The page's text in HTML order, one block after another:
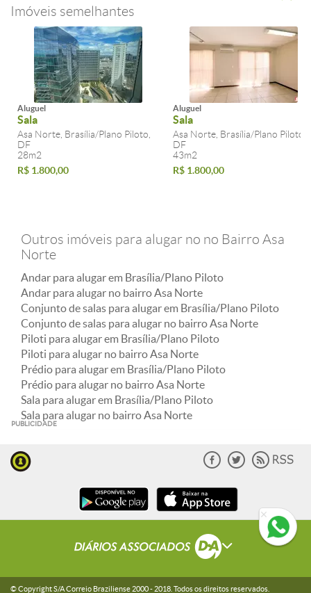
Imóveis semelhantes
Aluguel
Sala
Asa Norte, Brasília/Plano Piloto,
DF
28m2
R$ 1.800,00
Aluguel
Sala
Asa Norte, Brasília/Plano Piloto,
DF
43m2
R$ 1.800,00
Outros imóveis para alugar no no Bairro Asa
Norte
Andar para alugar em Brasília/Plano Piloto
Andar para alugar no bairro Asa Norte
Conjunto de salas para alugar em Brasília/Plano Piloto
Conjunto de salas para alugar no bairro Asa Norte
Piloti para alugar em Brasília/Plano Piloto
Piloti para alugar no bairro Asa Norte
Prédio para alugar em Brasília/Plano Piloto
Prédio para alugar no bairro Asa Norte
Sala para alugar em Brasília/Plano Piloto
Sala para alugar no bairro Asa Norte
PUBLICIDADE
© Copyright S/A Correio Braziliense 2000 - 2018 . Todos os direitos reservados.